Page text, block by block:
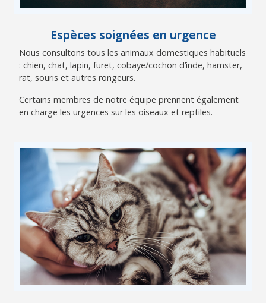
Espèces soignées en urgence
Nous consultons tous les animaux domestiques habituels
: chien, chat, lapin, furet, cobaye/cochon d’inde, hamster,
rat, souris et autres rongeurs.
Certains membres de notre équipe prennent également
en charge les urgences sur les oiseaux et reptiles.